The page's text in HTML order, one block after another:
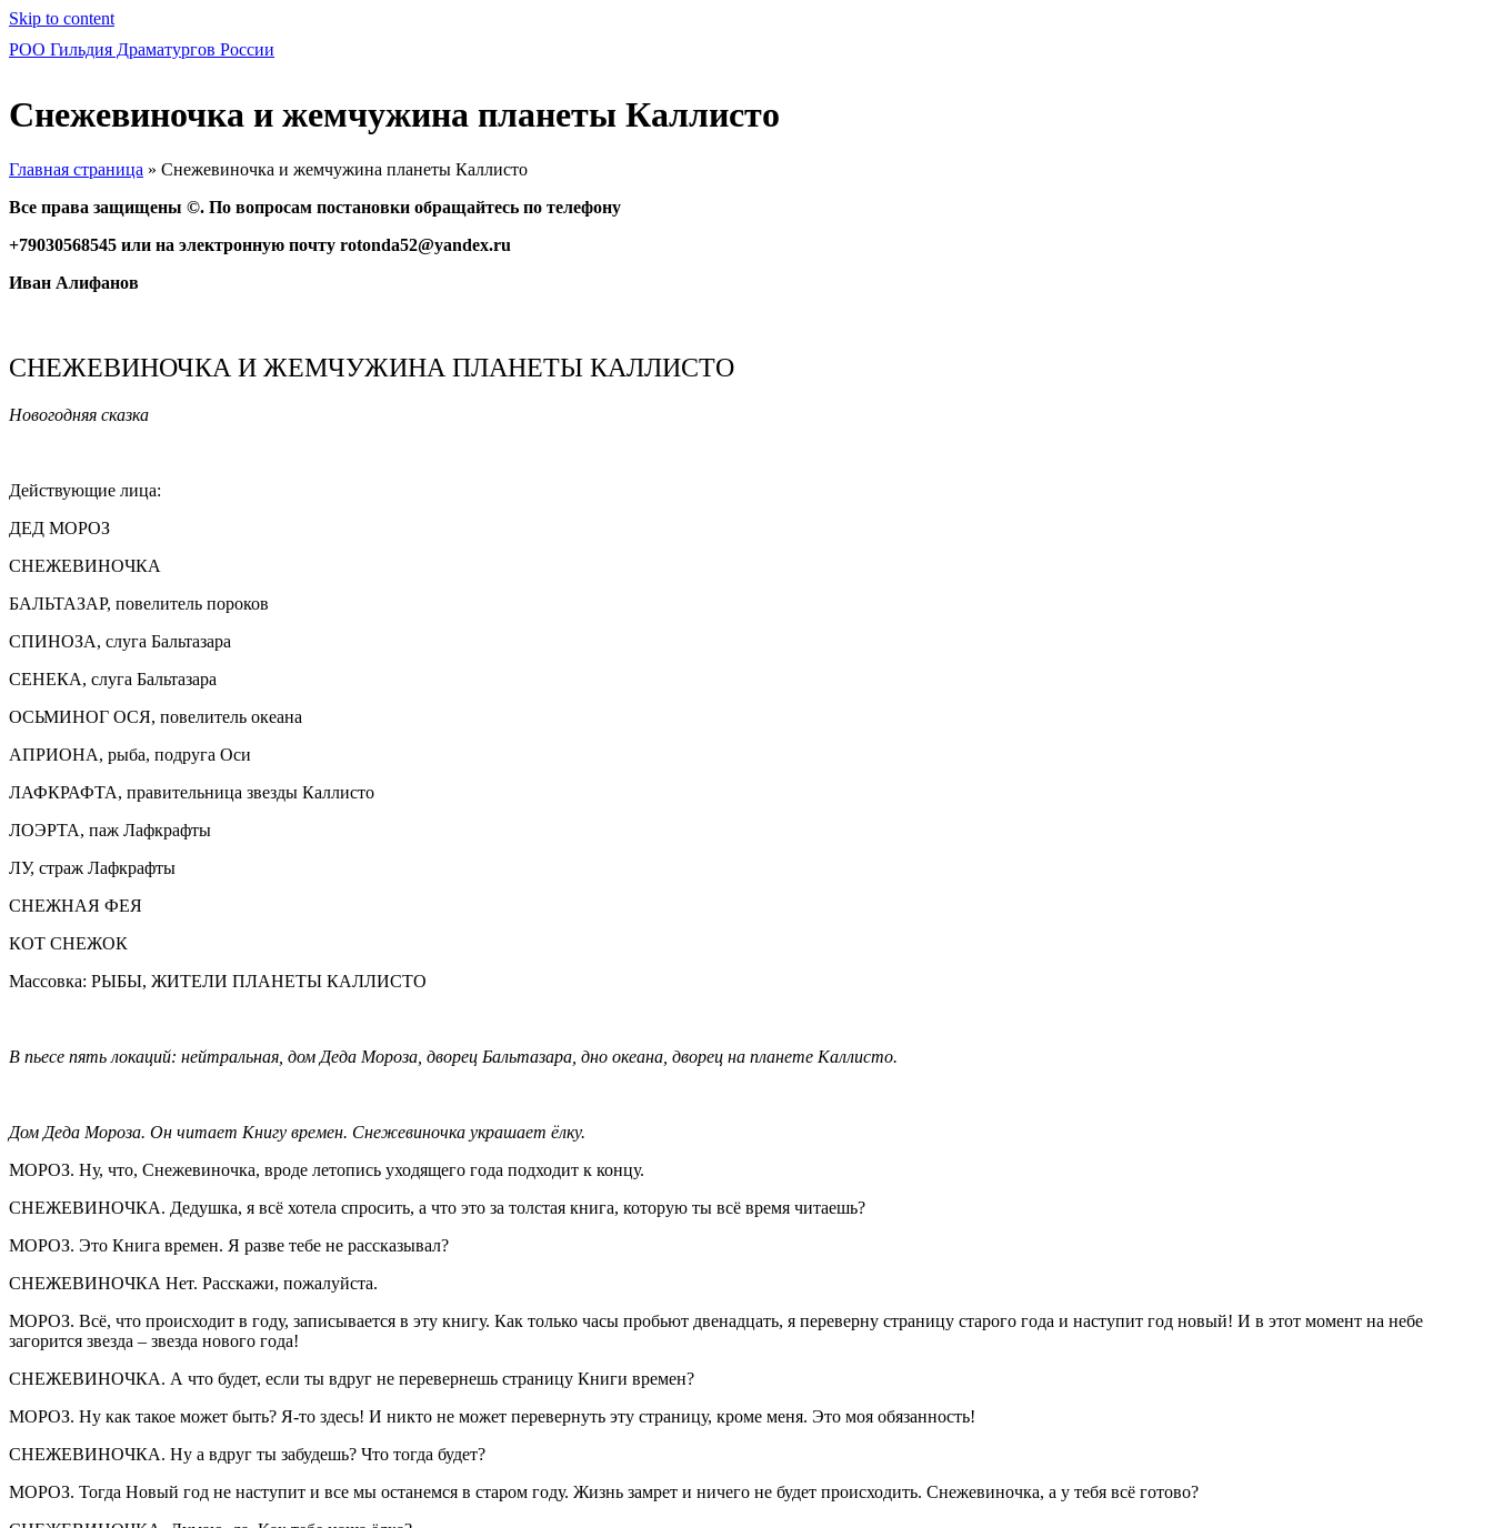
Skip to content
РОО Гильдия Драматургов России
Снежевиночка и жемчужина планеты Каллисто
Главная страница » Снежевиночка и жемчужина планеты Каллисто
Все права защищены ©. По вопросам постановки обращайтесь по телефону
+79030568545 или на электронную почту rotonda52@yandex.ru
Иван Алифанов
СНЕЖЕВИНОЧКА И ЖЕМЧУЖИНА ПЛАНЕТЫ КАЛЛИСТО
Новогодняя сказка
Действующие лица:
ДЕД МОРОЗ
СНЕЖЕВИНОЧКА
БАЛЬТАЗАР, повелитель пороков
СПИНОЗА, слуга Бальтазара
СЕНЕКА, слуга Бальтазара
ОСЬМИНОГ ОСЯ, повелитель океана
АПРИОНА, рыба, подруга Оси
ЛАФКРАФТА, правительница звезды Каллисто
ЛОЭРТА, паж Лафкрафты
ЛУ, страж Лафкрафты
СНЕЖНАЯ ФЕЯ
КОТ СНЕЖОК
Массовка: РЫБЫ, ЖИТЕЛИ ПЛАНЕТЫ КАЛЛИСТО
В пьесе пять локаций: нейтральная, дом Деда Мороза, дворец Бальтазара, дно океана, дворец на планете Каллисто.
Дом Деда Мороза. Он читает Книгу времен. Снежевиночка украшает ёлку.
МОРОЗ. Ну, что, Снежевиночка, вроде летопись уходящего года подходит к концу.
СНЕЖЕВИНОЧКА. Дедушка, я всё хотела спросить, а что это за толстая книга, которую ты всё время читаешь?
МОРОЗ. Это Книга времен. Я разве тебе не рассказывал?
СНЕЖЕВИНОЧКА Нет. Расскажи, пожалуйста.
МОРОЗ. Всё, что происходит в году, записывается в эту книгу. Как только часы пробьют двенадцать, я переверну страницу старого года и наступит год новый! И в этот момент на небе
загорится звезда – звезда нового года!
СНЕЖЕВИНОЧКА. А что будет, если ты вдруг не перевернешь страницу Книги времен?
МОРОЗ. Ну как такое может быть? Я-то здесь! И никто не может перевернуть эту страницу, кроме меня. Это моя обязанность!
СНЕЖЕВИНОЧКА. Ну а вдруг ты забудешь? Что тогда будет?
МОРОЗ. Тогда Новый год не наступит и все мы останемся в старом году. Жизнь замрет и ничего не будет происходить. Снежевиночка, а у тебя всё готово?